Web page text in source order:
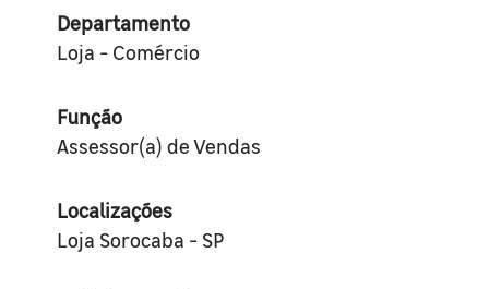
Departamento
Loja - Comércio
Função
Assessor(a) de Vendas
Localizações
Loja Sorocaba - SP